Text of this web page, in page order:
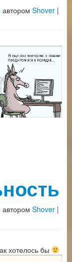
автором Shover |
автором Shover |
хотелось бы